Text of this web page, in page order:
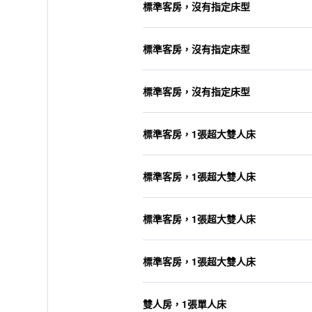
標準客房，沒有指定床型
標準客房，沒有指定床型
標準客房，沒有指定床型
標準客房，1張超大雙人床
標準客房，1張超大雙人床
標準客房，1張超大雙人床
標準客房，1張超大雙人床
雙人房，1張單人床